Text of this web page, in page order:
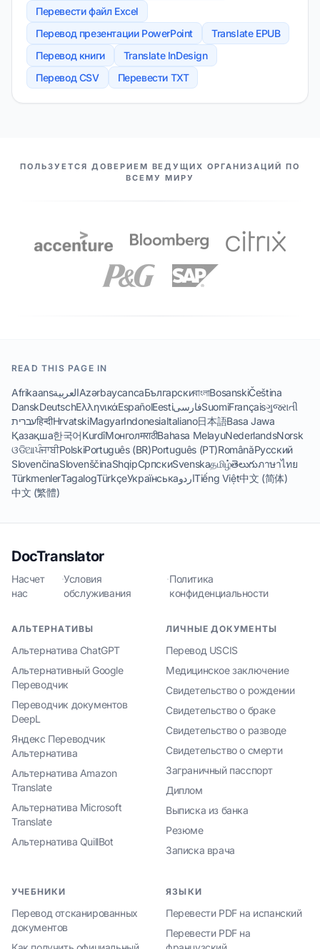
Перевести файл Excel
Перевод презентации PowerPoint
Translate EPUB
Перевод книги
Translate InDesign
Перевод CSV
Перевести TXT
НАШИ ПАРТНЕРЫ
ПОЛЬЗУЕТСЯ ДОВЕРИЕМ ВЕДУЩИХ ОРГАНИЗАЦИЙ ПО
ВСЕМУ МИРУ
READ THIS PAGE IN
AfrikaansالعربيةAzərbaycancaБългарскиবাংলাBosanskiČeština
DanskDeutschΕλληνικάEspañolEestiفارسیSuomiFrançaisગુજરાતી
עבריתहिन्दीHrvatskiMagyarIndonesiaItaliano日本語Basa Jawa
Қазақша한국어KurdîМонголमराठीBahasa MelayuNederlandsNorsk
ଓଡିଆਪੰਜਾਬੀPolskiPortuguês (BR)Português (PT)RomânăРусский
SlovenčinaSlovenščinaShqipСрпскиSvenskaதமிழ்తెలుగుภาษาไทย
TürkmenlerTagalogTürkçeУкраїнськаاردوTiếng Việt中文 (简体)
中文 (繁體)
DocTranslator
Насчет
нас
·Условия
обслуживания
·Политика
конфиденциальности
АЛЬТЕРНАТИВЫ
Альтернатива ChatGPT
Альтернативный Google
Переводчик
Переводчик документов
DeepL
Яндекс Переводчик
Альтернатива
Альтернатива Amazon
Translate
Альтернатива Microsoft
Translate
Альтернатива QuillBot
ЛИЧНЫЕ ДОКУМЕНТЫ
Перевод USCIS
Медицинское заключение
Свидетельство о рождении
Свидетельство о браке
Свидетельство о разводе
Свидетельство о смерти
Заграничный пасспорт
Диплом
Выписка из банка
Резюме
Записка врача
УЧЕБНИКИ
Перевод отсканированных
документов
ЯЗЫКИ
Перевести PDF на испанский
Перевести PDF на